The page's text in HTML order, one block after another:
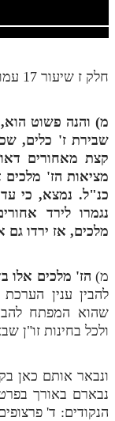
חלק יד
חלק ט"ז
בית שער הכוונות
שידור חי
הזמן סט תע"ס
הזמן סט תלמוד עשר
מנוע חיפוש בספרים
תלמוד עשר הספירות
חלק ז שיעור 17 עמוד תקטו
מ) והנה פשוט
שבירת ז' כלים,
קצת מאחורים
מציאות הז'
כנ"ל. נמצא, כי
נגמרו לירד
מלכים, אז ירדו גם
מ) הז' מלכים אלו
להבין ענין
שהוא המפתח
ולכל בחינות זו"ן
ונבאר אותם כאן
נבארם באורך
הנקודים: ד'